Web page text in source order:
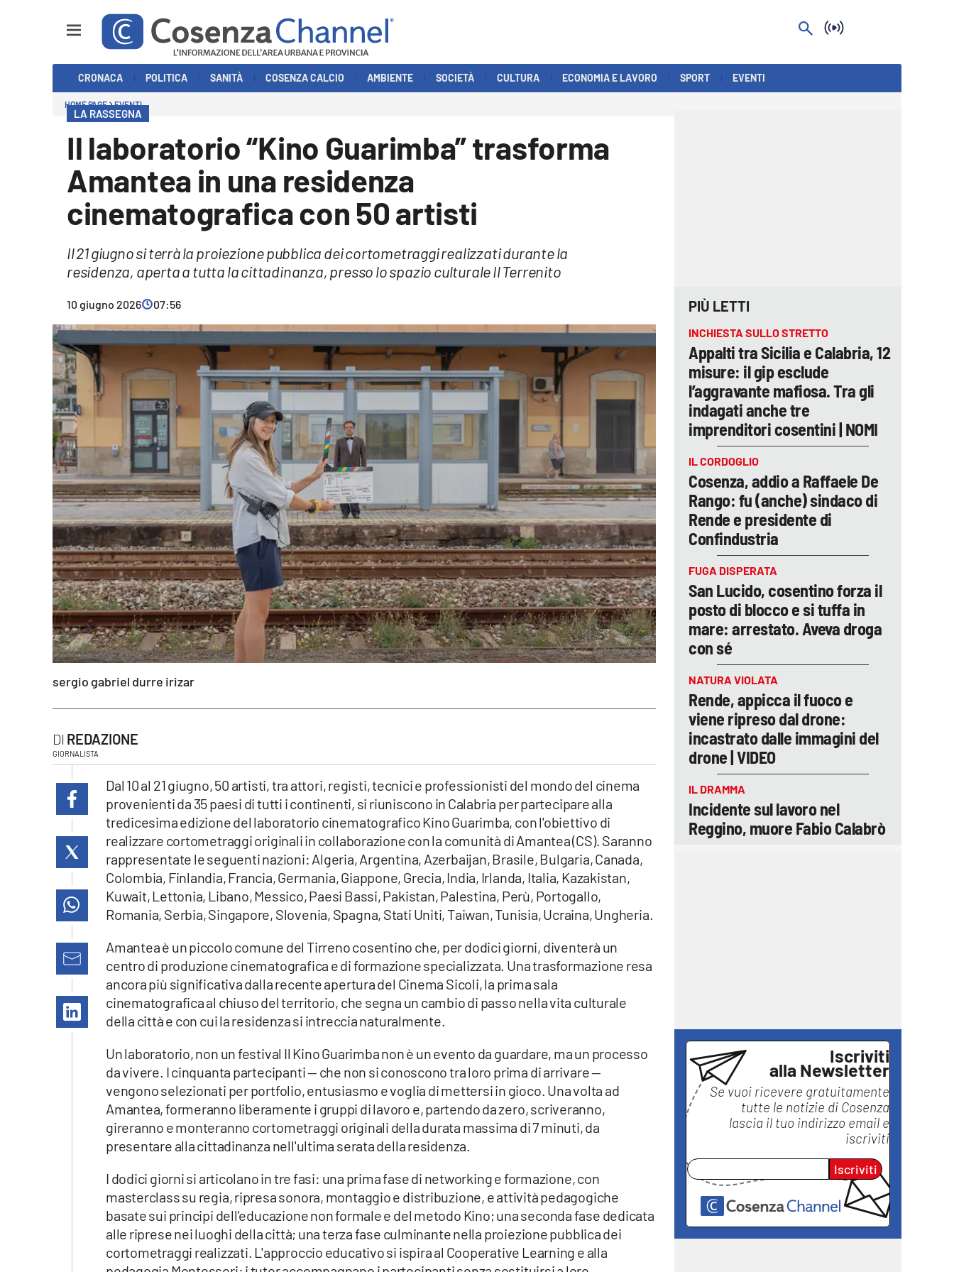
Economia e Lavoro
Streaming
Lac Network
lacitymag.it
cosenzachannel.it
lacapitalenews.it
CRONACA POLITICA SANITÀ COSENZA CALCIO AMBIENTE SOCIETÀ CULTURA ECONOMIA E LAVORO SPORT EVENTI
HOME PAGE EVENTI
LA RASSEGNA
Il laboratorio “Kino Guarimba” trasforma
Amantea in una residenza
cinematografica con 50 artisti
sergio gabriel durre irizar
Il 21 giugno si terrà la proiezione pubblica dei cortometraggi realizzati durante la
residenza, aperta a tutta la cittadinanza, presso lo spazio culturale Il Terrenito
10 giugno 2026 07:56
REDAZIONE
GIORNALISTA
Dal 10 al 21 giugno, 50 artisti, tra attori, registi, tecnici e professionisti del mondo del cinema
provenienti da 35 paesi di tutti i continenti, si riuniscono in Calabria per partecipare alla
tredicesima edizione del laboratorio cinematografico Kino Guarimba, con l'obiettivo di
realizzare cortometraggi originali in collaborazione con la comunità di Amantea (CS). Saranno
rappresentate le seguenti nazioni: Algeria, Argentina, Azerbaijan, Brasile, Bulgaria, Canada,
Colombia, Finlandia, Francia, Germania, Giappone, Grecia, India, Irlanda, Italia, Kazakistan,
Kuwait, Lettonia, Libano, Messico, Paesi Bassi, Pakistan, Palestina, Perù, Portogallo,
Romania, Serbia, Singapore, Slovenia, Spagna, Stati Uniti, Taiwan, Tunisia, Ucraina, Ungheria.
Amantea è un piccolo comune del Tirreno cosentino che, per dodici giorni, diventerà un
centro di produzione cinematografica e di formazione specializzata. Una trasformazione resa
ancora più significativa dalla recente apertura del Cinema Sicoli, la prima sala
cinematografica al chiuso del territorio, che segna un cambio di passo nella vita culturale
della città e con cui la residenza si intreccia naturalmente.
Un laboratorio, non un festival Il Kino Guarimba non è un evento da guardare, ma un processo
da vivere. I cinquanta partecipanti — che non si conoscono tra loro prima di arrivare —
vengono selezionati per portfolio, entusiasmo e voglia di mettersi in gioco. Una volta ad
Amantea, formeranno liberamente i gruppi di lavoro e, partendo da zero, scriveranno,
gireranno e monteranno cortometraggi originali della durata massima di 7 minuti, da
presentare alla cittadinanza nell'ultima serata della residenza.
I dodici giorni si articolano in tre fasi: una prima fase di networking e formazione, con
masterclass su regia, ripresa sonora, montaggio e distribuzione, e attività pedagogiche
basate sui principi dell'educazione non formale e del metodo Kino; una seconda fase dedicata
alle riprese nei luoghi della città; una terza fase culminante nella proiezione pubblica dei
cortometraggi realizzati. L'approccio educativo si ispira al Cooperative Learning e alla
PIÙ LETTI
INCHIESTA SULLO STRETTO
Appalti tra Sicilia e Calabria, 12
misure: il gip esclude
l’aggravante mafiosa. Tra gli
indagati anche tre
imprenditori cosentini | NOMI
IL CORDOGLIO
Cosenza, addio a Raffaele De
Rango: fu (anche) sindaco di
Rende e presidente di
Confindustria
FUGA DISPERATA
San Lucido, cosentino forza il
posto di blocco e si tuffa in
mare: arrestato. Aveva droga
con sé
NATURA VIOLATA
Rende, appicca il fuoco e
viene ripreso dal drone:
incastrato dalle immagini del
drone | VIDEO
IL DRAMMA
Incidente sul lavoro nel
Reggino, muore Fabio Calabrò
Iscriviti
alla Newsletter
Se vuoi ricevere gratuitamente
tutte le notizie di Cosenza
lascia il tuo indirizzo email e
iscriviti
Iscriviti